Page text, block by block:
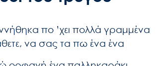
πο ’χει πολλά γραμμένα
να σας τα πω ένα ένα